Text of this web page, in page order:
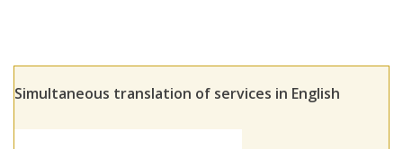
Simultaneous translation of services in English